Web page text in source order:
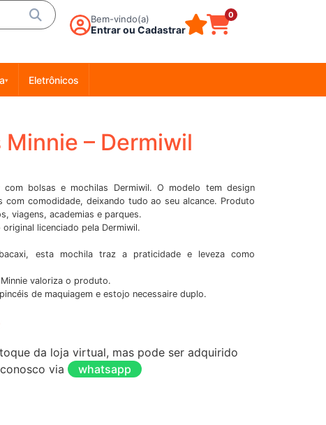
Bem-vindo(a)
Entrar ou Cadastrar
0
▾ Eletrônicos
– Dermiwil
bolsas e mochilas Dermiwil. O modelo tem design
comodidade, deixando tudo ao seu alcance. Produto
viagens, academias e parques.
licenciado pela Dermiwil.
esta mochila traz a praticidade e leveza como
valoriza o produto.
de maquiagem e estojo necessaire duplo.
da loja virtual, mas pode ser adquirido
via
whatsapp